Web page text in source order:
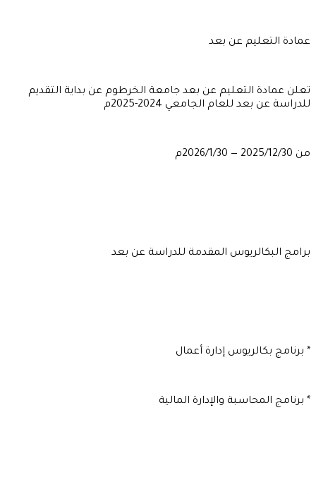
عمادة التعليم عن بعد
تعلن عمادة التعليم عن بعد جامعة الخرطوم عن بداية التقديم
للدراسة عن بعد للعام الجامعي 2024-2025م
من 2025/12/30 — 2026/1/30م
برامج البكالريوس المقدمة للدراسة عن بعد
* برنامج بكالريوس إدارة أعمال
* برنامج المحاسبة والإدارة المالية